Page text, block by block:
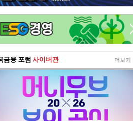
금융 포럼 사이버관 더보기